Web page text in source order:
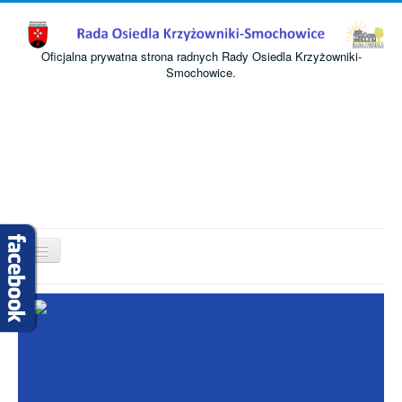
Oficjalna prywatna strona radnych Rady Osiedla Krzyżowniki-
Smochowice.
Przełącz
nawigację
Start
O nas